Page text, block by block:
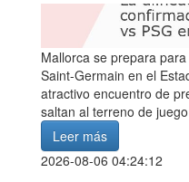
Mallorca se prepara
Saint-Germain en el
atractivo encuentro de
saltan al terreno de
Leer más
2026-08-06 04:24:12